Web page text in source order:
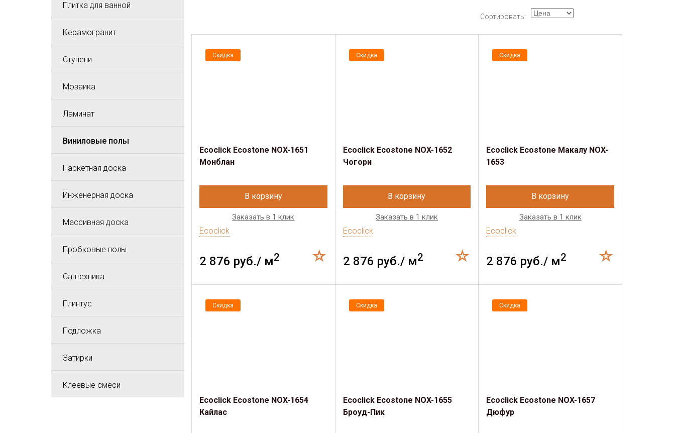
Плитка для ванной
Керамогранит
Ступени
Мозаика
Ламинат
Виниловые полы
Паркетная доска
Инженерная доска
Массивная доска
Пробковые полы
Сантехника
Плинтус
Подложка
Затирки
Клеевые смеси
Сортировать:
Скидка
Ecoclick Ecostone NOX-1651
Монблан
В корзину
Заказать в 1 клик
Ecoclick
2 876 руб./ м2
Скидка
Ecoclick Ecostone NOX-1652
Чогори
В корзину
Заказать в 1 клик
Ecoclick
2 876 руб./ м2
Скидка
Ecoclick Ecostone Макалу NOX-
1653
В корзину
Заказать в 1 клик
Ecoclick
2 876 руб./ м2
Скидка
Ecoclick Ecostone NOX-1654
Кайлас
Скидка
Ecoclick Ecostone NOX-1655
Броуд-Пик
Скидка
Ecoclick Ecostone NOX-1657
Дюфур